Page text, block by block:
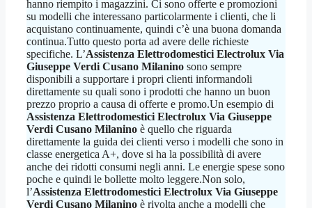
hanno riempito i magazzini. Ci sono offerte e promozioni
su modelli che interessano particolarmente i clienti, che li
acquistano continuamente, quindi c’è una buona domanda
continua.Tutto questo porta ad avere delle richieste
specifiche. L’Assistenza Elettrodomestici Electrolux Via
Giuseppe Verdi Cusano Milanino sono sempre
disponibili a supportare i propri clienti informandoli
direttamente su quali sono i prodotti che hanno un buon
prezzo proprio a causa di offerte e promo.Un esempio di
Assistenza Elettrodomestici Electrolux Via Giuseppe
Verdi Cusano Milanino è quello che riguarda
direttamente la guida dei clienti verso i modelli che sono in
classe energetica A+, dove si ha la possibilità di avere
anche dei ridotti consumi negli anni. Le energie spese sono
poche e quindi le bollette molto leggere.Non solo,
l’Assistenza Elettrodomestici Electrolux Via Giuseppe
Verdi Cusano Milanino è rivolta anche a modelli che